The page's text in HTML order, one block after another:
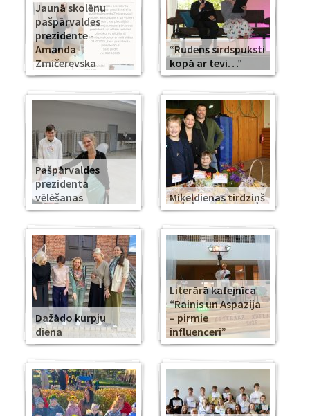
Jaunā skolēnu
pašpārvaldes
prezidente -
Amanda
Zmičerevska
“Rudens sirdspuksti
kopā ar tevi…”
Pašpārvaldes
prezidenta
vēlēšanas
Miķeļdienas tirdziņš
Dažādo kurpju
diena
Literārā kafejnīca
“Rainis un Aspazija
– pirmie
influenceri”